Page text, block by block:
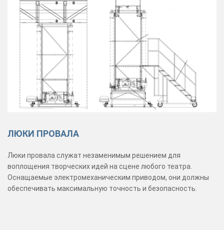
ЛЮКИ ПРОВАЛА
Люки провала служат незаменимым решением для
воплощения творческих идей на сцене любого театра.
Оснащаемые электромеханическим приводом, они должны
обеспечивать максимальную точность и безопасность.